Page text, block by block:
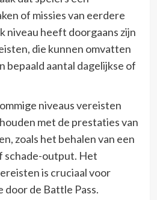
of missies van eerdere
niveau heeft doorgaans zijn
die kunnen omvatten
bepaald aantal dagelijkse of
niveaus vereisten
met de prestaties van
zoals het behalen van een
schade-output. Het
is cruciaal voor
de Battle Pass.